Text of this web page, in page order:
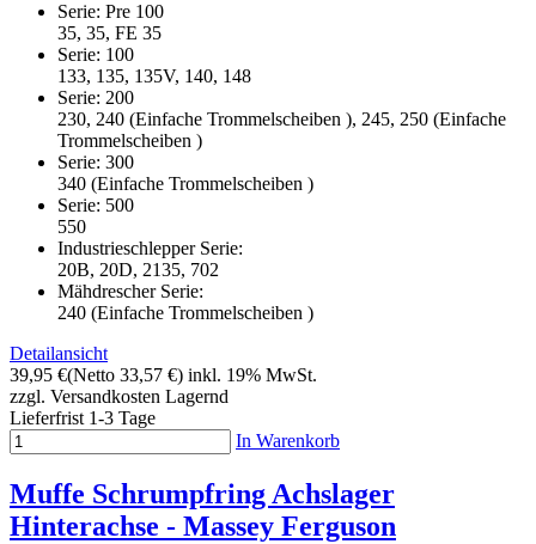
Serie: Pre 100
35, 35, FE 35
Serie: 100
133, 135, 135V, 140, 148
Serie: 200
230, 240 (Einfache Trommelscheiben ), 245, 250 (Einfache
Trommelscheiben )
Serie: 300
340 (Einfache Trommelscheiben )
Serie: 500
550
Industrieschlepper Serie:
20B, 20D, 2135, 702
Mähdrescher Serie:
240 (Einfache Trommelscheiben )
Detailansicht
39,95 €(Netto 33,57 €) inkl. 19% MwSt.
zzgl. Versandkosten Lagernd
Lieferfrist 1-3 Tage
In Warenkorb
Muffe Schrumpfring Achslager
Hinterachse - Massey Ferguson